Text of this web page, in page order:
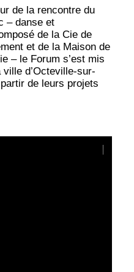
de la rencontre du
– danse et
de la Cie de
et de la Maison de
– le Forum s’est mis
d’Octeville-sur-
de leurs projets